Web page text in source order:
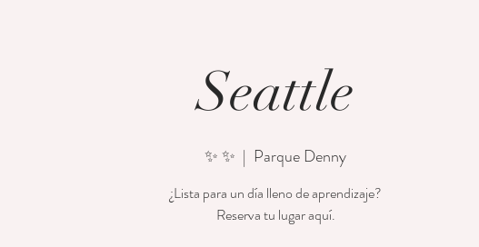
Seattle
✨ ✨
  |
Parque Denny
¿Lista para un día lleno de aprendizaje?
Reserva tu lugar aquí.